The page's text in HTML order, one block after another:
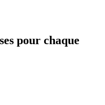
pour chaque